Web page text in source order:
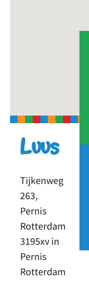
Luus
Tijkenweg
263,
Pernis
Rotterdam
3195xv in
Pernis
Rotterdam